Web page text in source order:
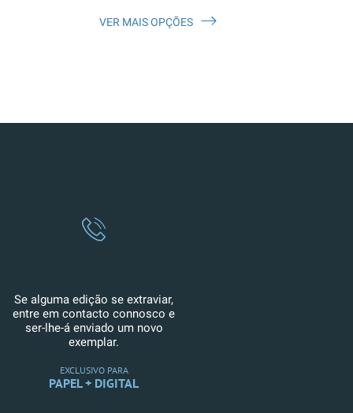
VER MAIS OPÇÕES
Se alguma edição se extraviar,
entre em contacto connosco e
ser-lhe-á enviado um novo
exemplar.
EXCLUSIVO PARA
PAPEL + DIGITAL